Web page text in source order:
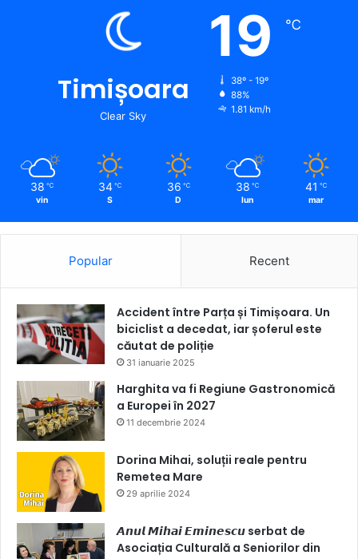
Timișoara
Clear Sky
19 ℃
38º - 19º
88%
1.81 km/h
38 ℃
vin
34 ℃
S
36 ℃
D
38 ℃
lun
41 ℃
mar
Popular Recent
Accident între Parța și Timișoara. Un
biciclist a decedat, iar șoferul este
căutat de poliție
31 ianuarie 2025
Harghita va fi Regiune Gastronomică
a Europei în 2027
11 decembrie 2024
Dorina Mihai, soluții reale pentru
Remetea Mare
29 aprilie 2024
𝘼𝙣𝙪𝙡 𝙈𝙞𝙝𝙖𝙞 𝙀𝙢𝙞𝙣𝙚𝙨𝙘𝙪 serbat de
Asociația Culturală a Seniorilor din